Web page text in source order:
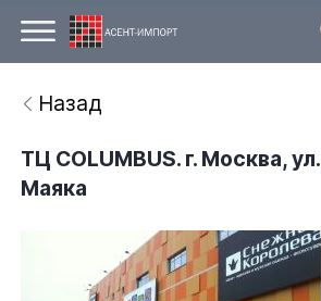
Назад
ТЦ COLUMBUS. г. Москва,
Маяка